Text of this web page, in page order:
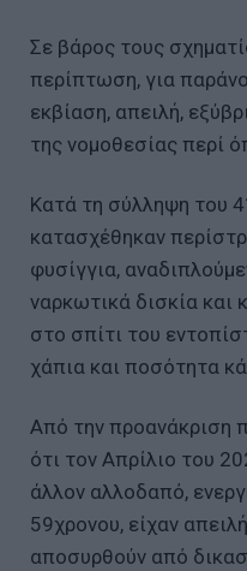
Σε βάρος τους
περίπτωση, για
εκβίαση, απειλή,
της νομοθεσίας περί
Κατά τη σύλληψη του
κατασχέθηκαν
φυσίγγια,
ναρκωτικά δισκία και
στο σπίτι του
χάπια και ποσότητα
Από την προανάκριση
ότι τον Απρίλιο του
άλλον αλλοδαπό,
59χρονου, είχαν
αποσυρθούν από